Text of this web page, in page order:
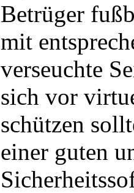
Betrüger
mit
verseuchte
sich vor
schützen
einer guten